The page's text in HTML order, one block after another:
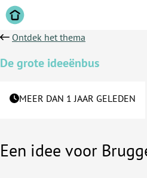
Ontdek het thema
De grote ideeënbus
MEER DAN 1 JAAR GELEDEN
Een idee voor